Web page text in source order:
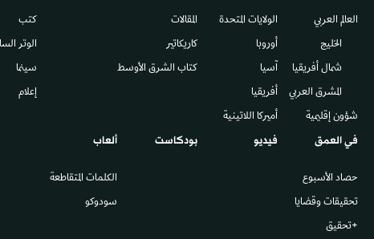
العالم العربي
الخليج
شمال أفريقيا
المشرق العربي
شؤون إقليمية
الولايات المتحدة
أوروبا
آسيا
أفريقيا
أميركا اللاتينية
المقالات
كاريكاتير
كتاب الشرق الأوسط
كتب
الوتر
سينما
إعلام
في العمق
حصاد الأسبوع
تحقيقات وقضايا
+تحقيق
فيديو بودكاست ألعاب
الكلمات المتقاطعة
سودوكو